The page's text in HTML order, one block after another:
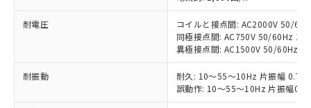
耐電圧
コイルと接点間: AC2000V 50/
同極接点間: AC750V 50/60Hz
異極接点間: AC1500V 50/60Hz
耐振動
耐久: 10～55～10Hz 片振幅
誤動作: 10～55～10Hz 片振幅
(税抜)を提供させていただくもので
当社制御機器事業取扱商品の中には、
本サービスの対象外となる商品もある
ことをご了承ください。
在庫状況および標準価格照会結果は、
記載している更新日時点での社内デー
非該当品：ライセンス料など無形物で、有
害物質有無と関係のない商品です。
仕入先様の事情により、非含有部品として
いたものが、含有品と判明した場合などや
むを得ず変更することがあります。
「○」：最大均質材料含有率が中国RoHSの
基準値以下であることを示します。
「×」：最大均質材料含有率が中国RoHSの
基準値を超えていることを示します。
当社は、これら貴社製品のうち、外国
為替および外国貿易法に定める商品
（以下｢規制貨物等」という）を輸出
または国外への提供する場合は、日本